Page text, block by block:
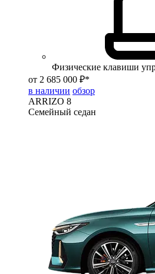
Физические клавиши
от 2 685 000 ₽*
в наличии обзор
ARRIZO 8
Семейный седан